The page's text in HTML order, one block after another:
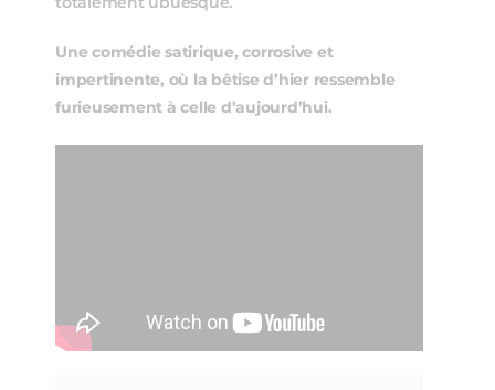
totalement ubuesque.
Une comédie satirique, corrosive et
impertinente, où la bêtise d’hier ressemble
furieusement à celle d’aujourd’hui.